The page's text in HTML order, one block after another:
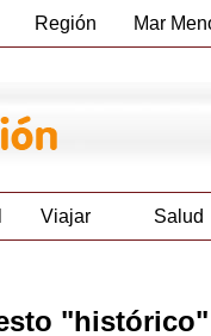
Región Mar
Viajar Salud